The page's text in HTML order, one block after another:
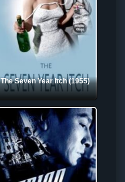
The Seven Year Itch (1955)